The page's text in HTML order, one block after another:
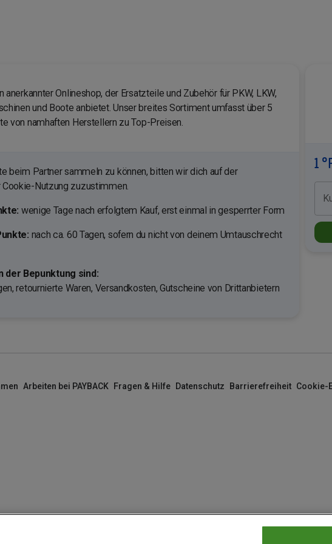
Onlineshop, der Ersatzteile und Zubehör für PKW, LKW,
und Boote anbietet. Unser breites Sortiment umfasst über 5
von namhaften Herstellern zu Top-Preisen.
beim Partner sammeln zu können, bitten wir dich auf der
Nutzung zuzustimmen.
wenige Tage nach erfolgtem Kauf, erst einmal in gesperrter Form
nach ca. 60 Tagen, sofern du nicht von deinem Umtauschrecht
der Bepunktung sind:
retournierte Waren, Versandkosten, Gutscheine von Drittanbietern
1
Arbeiten bei PAYBACK Fragen & Hilfe Datenschutz Barrierefreiheit Cookie-